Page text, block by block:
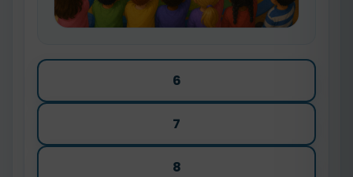
6
7
8